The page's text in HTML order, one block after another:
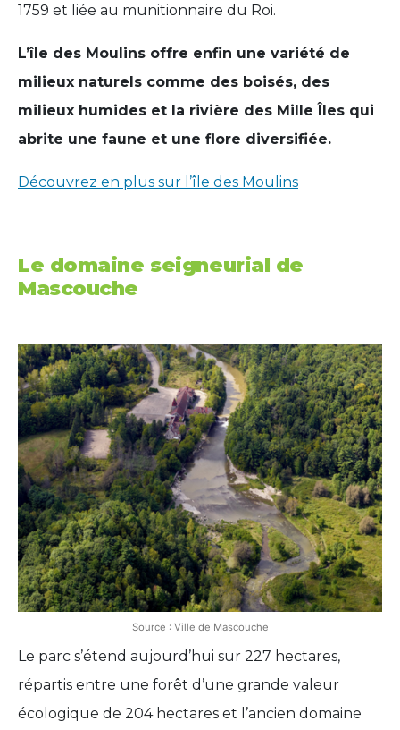
1759 et liée au munitionnaire du Roi.
L’île des Moulins offre enfin une variété de
milieux naturels comme des boisés, des
milieux humides et la rivière des Mille Îles qui
abrite une faune et une flore diversifiée.
Découvrez en plus sur l’île des Moulins
Le domaine seigneurial de
Mascouche
Source : Ville de Mascouche
Le parc s’étend aujourd’hui sur 227 hectares,
répartis entre une forêt d’une grande valeur
écologique de 204 hectares et l’ancien domaine